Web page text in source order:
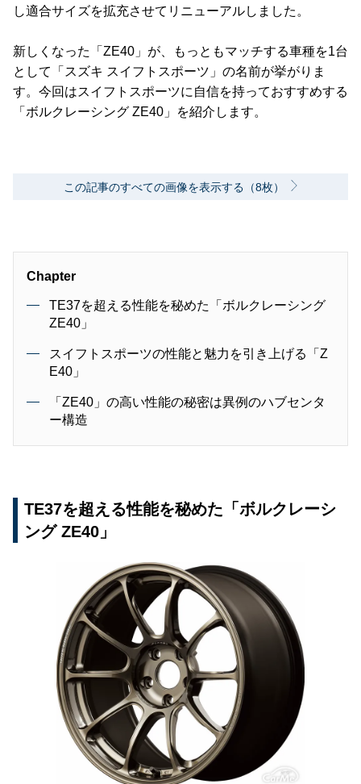
し適合サイズを拡充させてリニューアルしました。
新しくなった「ZE40」が、もっともマッチする車種を1台
として「スズキ スイフトスポーツ」の名前が挙がりま
す。今回はスイフトスポーツに自信を持っておすすめする
「ボルクレーシング ZE40」を紹介します。
この記事のすべての画像を表示する（8枚）
Chapter
TE37を超える性能を秘めた「ボルクレーシング
ZE40」
スイフトスポーツの性能と魅力を引き上げる「Z
E40」
「ZE40」の高い性能の秘密は異例のハブセンタ
ー構造
TE37を超える性能を秘めた「ボルクレーシ
ング ZE40」